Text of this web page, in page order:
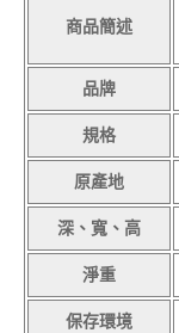
商品簡述
品牌
規格
原產地
深、寬、高
淨重
保存環境